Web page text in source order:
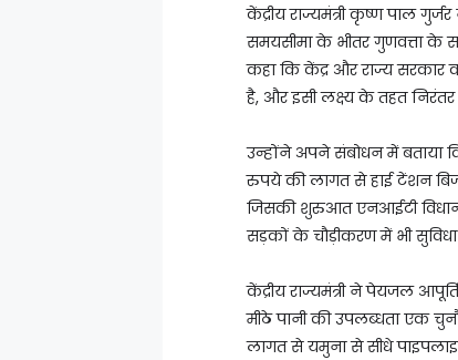
केंद्रीय राज्यमंत्री कृष्ण पाल
समयसीमा के भीतर गुणवत्ता के
कहा कि केंद्र और राज्य सरकार
है, और इसी लक्ष्य के तहत निरंतर
उन्होंने अपने संबोधन में बताया
रुपये की लागत से हाई टेंशन
जिसकी शुरुआत एनआईटी
सड़कों के चौड़ीकरण में भी सुविधा
केंद्रीय राज्यमंत्री ने पेयजल
मीठे पानी की उपलब्धता एक
लागत से यमुना से सीधे